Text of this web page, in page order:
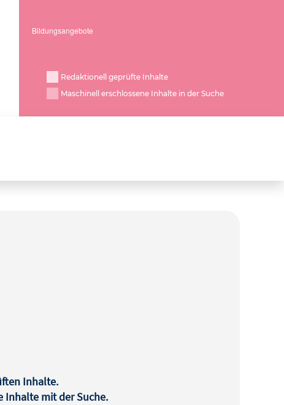
Redaktionell geprüfte Inhalte
Maschinell erschlossene Inhalte in der Suche
Inhalte.
Inhalte mit der Suche.